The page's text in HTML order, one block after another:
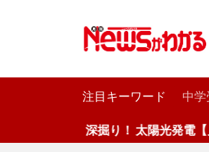
注目キーワード 中
深掘り！ 太陽光発電【月